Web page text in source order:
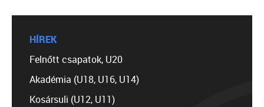
HÍREK
Felnőtt csapatok, U20
Akadémia (U18, U16, U14)
Kosársuli (U12, U11)